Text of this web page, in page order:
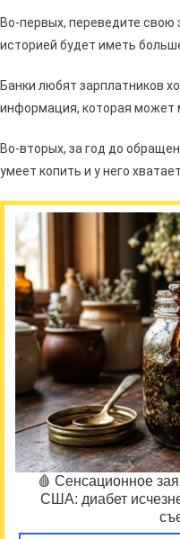
Во-первых, переведите свою
историей будет иметь
Банки любят зарплатников
информация, которая может
Во-вторых, за год до
умеет копить и у него
🩸 Сенсационное
США: диабет